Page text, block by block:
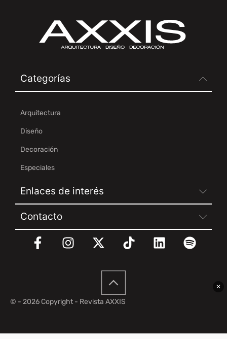
✕
Categorías
Arquitectura
Diseño
Decoración
Especiales
Enlaces de interés
Contacto
© - 2026 Copyright - Revista AXXIS